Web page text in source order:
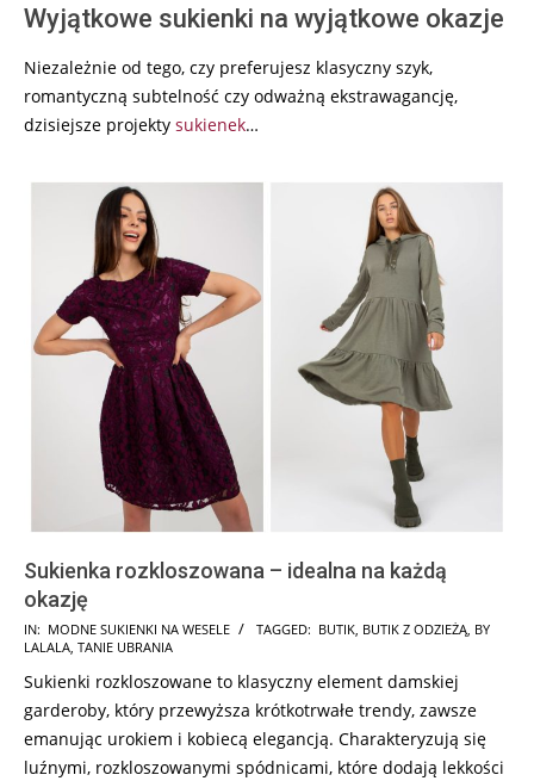
Wyjątkowe sukienki na wyjątkowe okazje
Niezależnie od tego, czy preferujesz klasyczny szyk,
romantyczną subtelność czy odważną ekstrawagancję,
dzisiejsze projekty sukienek…
Sukienka rozkloszowana – idealna na każdą
okazję
2024-
01-
12
IN: MODNE SUKIENKI NA WESELE TAGGED: BUTIK, BUTIK Z ODZIEŻĄ, BY
LALALA, TANIE UBRANIA
Sukienki rozkloszowane to klasyczny element damskiej
garderoby, który przewyższa krótkotrwałe trendy, zawsze
emanując urokiem i kobiecą elegancją. Charakteryzują się
luźnymi, rozkloszowanymi spódnicami, które dodają lekkości